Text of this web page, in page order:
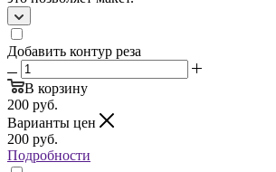
Добавить контур реза
В корзину
200 руб.
Варианты цен
200 руб.
Подробности